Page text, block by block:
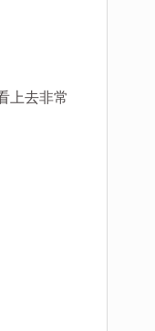
上去非常